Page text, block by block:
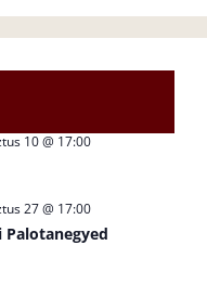
10 @ 17:00
27 @ 17:00
Palotanegyed